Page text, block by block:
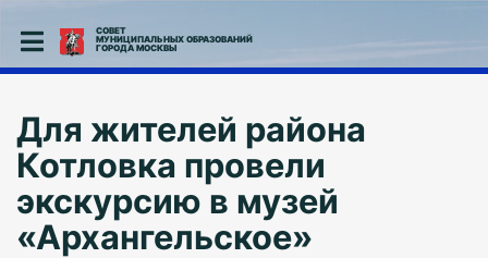
СОВЕТ
МУНИЦИПАЛЬНЫХ ОБРАЗОВАНИЙ
ГОРОДА МОСКВЫ
Для жителей района
Котловка провели
экскурсию в музей
«Архангельское»